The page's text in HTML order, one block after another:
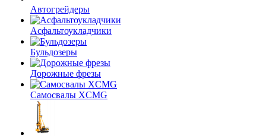
Автогрейдеры
Асфальтоукладчики
Бульдозеры
Дорожные фрезы
Самосвалы XCMG